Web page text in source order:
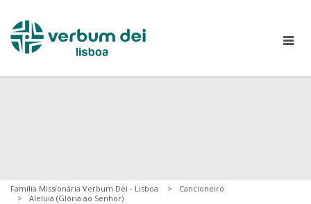
Família Missionária Verbum Dei - Lisboa
Cancioneiro
Aleluia (Glória ao Senhor)